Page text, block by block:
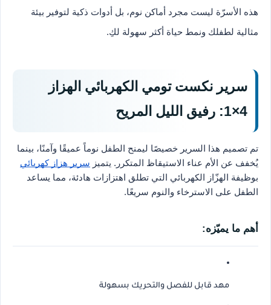
هذه الأسرّة ليست مجرد أماكن نوم، بل أدوات ذكية لتوفير بيئة
مثالية لطفلك ونمط حياة أكثر سهولة لكِ.
سرير نكست تومي الكهربائي الهزاز
4×1: رفيق الليل المريح
تم تصميم هذا السرير خصيصًا ليمنح الطفل نوماً عميقًا وآمنًا، بينما
يُخفف عن الأم عناء الاستيقاظ المتكرر. يتميز سرير هزاز كهربائي
بوظيفة الهزّاز الكهربائي التي تطلق اهتزازات هادئة، مما يساعد
الطفل على الاسترخاء والنوم سريعًا.
أهم ما يميّزه:
مهد قابل للفصل والتحريك بسهولة